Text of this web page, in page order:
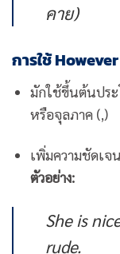
คาย)
การใช้ However
มักใช้ขึ้นต้นประ
หรือจุลภาค (,)
เพิ่มความชัดเจ
ตัวอย่าง:
She is
rude.